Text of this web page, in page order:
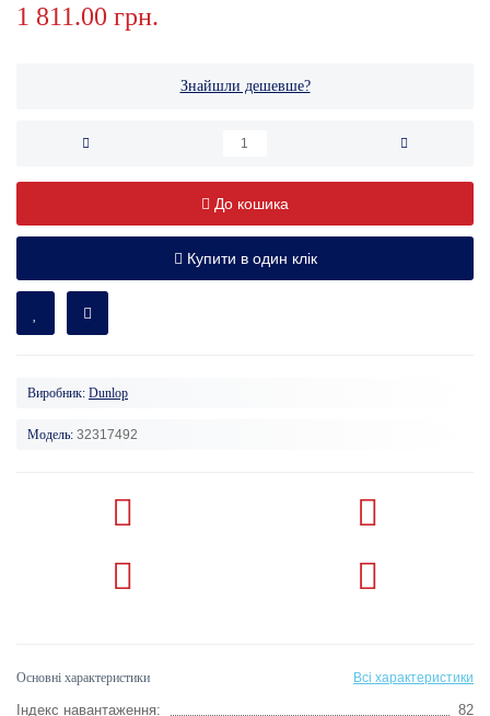
1 811.00 грн.
Знайшли дешевше?
До кошика
Купити в один клік
Виробник: Dunlop
Модель: 32317492
Основні характеристики Всі характеристики
Індекс навантаження:
82